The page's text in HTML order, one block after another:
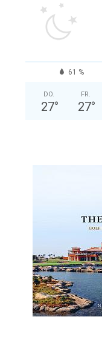
61 %
DO.
27°
FR.
27°